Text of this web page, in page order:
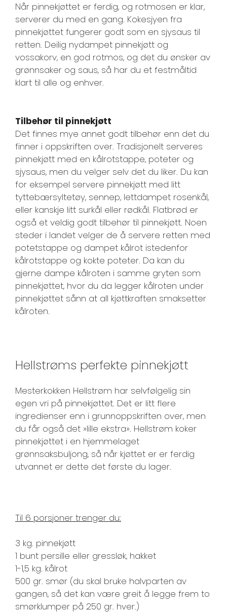
Når pinnekjøttet er ferdig, og rotmosen er klar,
serverer du med en gang. Kokesjyen fra
pinnekjøttet fungerer godt som en sjysaus til
retten. Deilig nydampet pinnekjøtt og
vossakorv, en god rotmos, og det du ønsker av
grønnsaker og saus, så har du et festmåltid
klart til alle og enhver.
Tilbehør til pinnekjøtt
Det finnes mye annet godt tilbehør enn det du
finner i oppskriften over. Tradisjonelt serveres
pinnekjøtt med en kålrotstappe, poteter og
sjysaus, men du velger selv det du liker. Du kan
for eksempel servere pinnekjøtt med litt
tyttebærsyltetøy, sennep, lettdampet rosenkål,
eller kanskje litt surkål eller rødkål. Flatbrød er
også et veldig godt tilbehør til pinnekjøtt. Noen
steder i landet velger de å servere retten med
potetstappe og dampet kålrot istedenfor
kålrotstappe og kokte poteter. Da kan du
gjerne dampe kålroten i samme gryten som
pinnekjøttet, hvor du da legger kålroten under
pinnekjøttet sånn at all kjøttkraften smaksetter
kålroten.
Hellstrøms perfekte pinnekjøtt
Mesterkokken Hellstrøm har selvfølgelig sin
egen vri på pinnekjøttet. Det er litt flere
ingredienser enn i grunnoppskriften over, men
du får også det »lille ekstra». Hellstrøm koker
pinnekjøttet i en hjemmelaget
grønnsaksbuljong, så når kjøttet er er ferdig
utvannet er dette det første du lager.
Til 6 porsjoner trenger du:
3 kg. pinnekjøtt
1 bunt persille eller gressløk, hakket
1-1,5 kg. kålrot
500 gr. smør (du skal bruke halvparten av
gangen, så det kan være greit å legge frem to
smørklumper på 250 gr. hver.)